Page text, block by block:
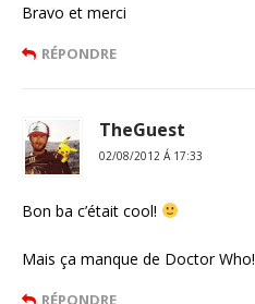
Bravo et merci
RÉPONDRE
TheGuest
02/08/2012 Á 17:33
Bon ba c’était cool!
Mais ça manque de Doctor Who!
RÉPONDRE